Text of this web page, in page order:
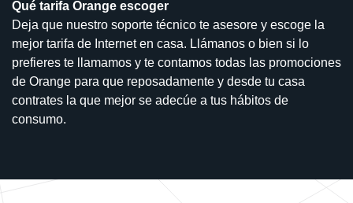
Qué tarifa Orange escoger
Deja que nuestro soporte técnico te asesore y escoge la
mejor tarifa de Internet en casa. Llámanos o bien si lo
prefieres te llamamos y te contamos todas las promociones
de Orange para que reposadamente y desde tu casa
contrates la que mejor se adecúe a tus hábitos de
consumo.